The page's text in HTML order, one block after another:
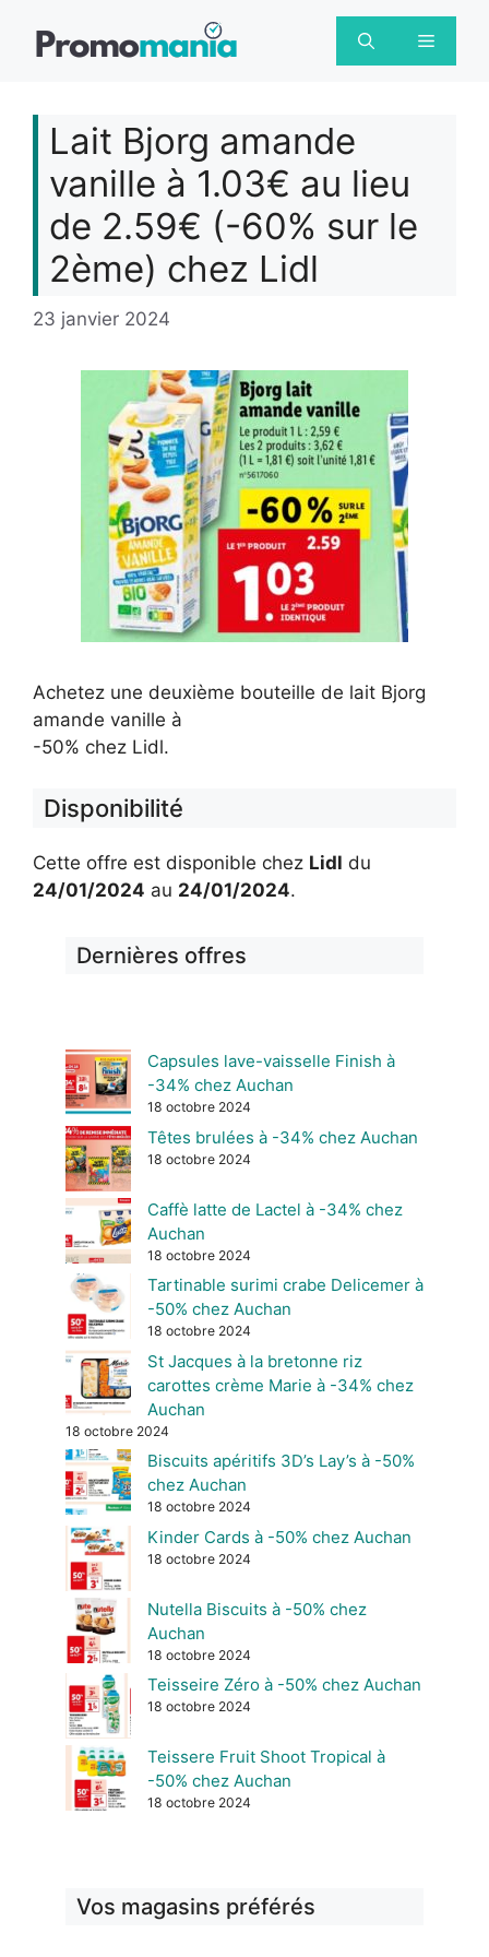
Menu
Lait Bjorg amande
vanille à 1.03€ au lieu
de 2.59€ (-60% sur le
2ème) chez Lidl
23 janvier 2024
Achetez une deuxième bouteille de lait Bjorg
amande vanille à
-50% chez Lidl.
Disponibilité
Cette offre est disponible chez Lidl du
24/01/2024 au 24/01/2024.
Dernières offres
Capsules lave-vaisselle Finish à
-34% chez Auchan
18 octobre 2024
Têtes brulées à -34% chez Auchan
18 octobre 2024
Caffè latte de Lactel à -34% chez
Auchan
18 octobre 2024
Tartinable surimi crabe Delicemer à
-50% chez Auchan
18 octobre 2024
St Jacques à la bretonne riz
carottes crème Marie à -34% chez
Auchan
18 octobre 2024
Biscuits apéritifs 3D’s Lay’s à -50%
chez Auchan
18 octobre 2024
Kinder Cards à -50% chez Auchan
18 octobre 2024
Nutella Biscuits à -50% chez
Auchan
18 octobre 2024
Teisseire Zéro à -50% chez Auchan
18 octobre 2024
Teissere Fruit Shoot Tropical à
-50% chez Auchan
18 octobre 2024
Vos magasins préférés